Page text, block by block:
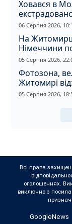
Ховався в
і відмивання
06 Серпня 2026,
На
Німеччини
05 Серпня 2026,
Фотозона,
Житомирі
05 Серпня 2026,
Всі права
оголошеннях.
виключно з
GoogleNews